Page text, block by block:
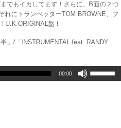
でもイカしてます！さらに、B面の２つ
れにトランぺッターTOM BROWNE、フ
U.K.ORIGINAL盤！
」/「INSTRUMENTAL feat. RANDY
00:00
ボ
リ